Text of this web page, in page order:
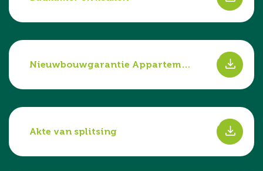
Nieuwbouwgarantie Appartementsrechten s
Akte van splitsing s